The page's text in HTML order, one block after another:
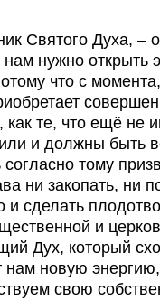
Святого Духа, –
нужно открыть
что с
как те, что ещё не
и должны быть
тому
ни закопать, ни
и сделать
и
Дух, который
нам новую
свою